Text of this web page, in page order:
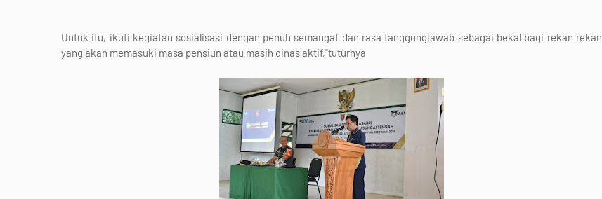
Untuk itu, ikuti kegiatan sosialisasi dengan penuh semangat dan rasa tanggungjawab sebagai bekal bagi rekan rekan
yang akan memasuki masa pensiun atau masih dinas aktif,"tuturnya